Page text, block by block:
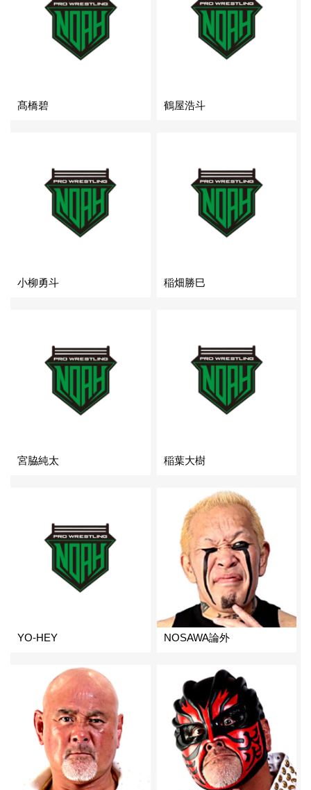
髙橋碧 鶴屋浩斗
小柳勇斗 稲畑勝巳
宮脇純太 稲葉大樹
YO-HEY NOSAWA論外